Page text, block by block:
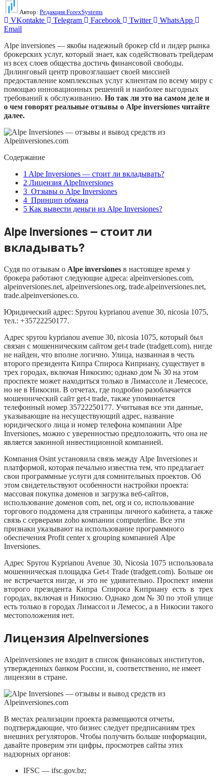
Автор: Редакция ForexSystems
VKontakte Telegram Facebook Twitter
WhatsApp
Email
Alpe inversiones — якобы надежный брокер cfd и лидер рынка
брокерских услуг, который знает, как содействовать трейдерам
из всех слоев общества достичь финансовой свободы.
Дилинговый центр провозглашает своей миссией
предоставление комплексных услуг клиентам по всему миру с
помощью инновационных решений и наиболее выгодных
требований к обслуживанию. Но так ли это на самом деле и
о чем говорят реальные отзывы о Alpe inversiones читайте
далее.
Содержание
1 Alpe Inversiones — стоит ли вкладывать?
2 Лицензия AlpeInversiones
3 Отзывы о Alpe Inversiones
4 Принцип обмана
5 Как вывести деньги из Alpe Inversiones?
Alpe Inversiones — стоит ли
вкладывать?
Судя по отзывам о Alpe inversiones в настоящее время у
брокера работают следующие адреса: alpeinversiones.com,
alpeinversiones.net, alpeinversiones.org, trade.alpeinversiones.net,
trade.alpeinversiones.co.
Юридический адрес: Spyrou kyprianou avenue 30, nicosia 1075,
тел.: +35722250177.
Адрес spyrou kyprianou avenue 30, nicosia 1075, который был
связан с мошенническим сайтом get-t trade (tradgett.com), нигде
не найден, что вполне логично. Улица, названная в честь
второго президента Кипра Спироса Киприану, существует в
трех городах, включая Никосию; однако дом № 30 на этом
проспекте может находиться только в Лимассоле и Лемесосе,
но не в Никосии. В отчетах, где подробно разоблачается
мошеннический сайт get-t trade, также упоминается
телефонный номер 35722250177. Учитывая все эти данные,
указывающие на несуществующий адрес, название
юридического лица и номер телефона компании Alpe
Inversiones, можно с уверенностью предположить, что она не
является законной инвестиционной компанией.
Компания Osint установила связь между Alpe Inversiones и
платформой, которая печально известна тем, что предлагает
свои программные услуги для сомнительных проектов. Об
этом свидетельствуют особенности настройки проекта:
массовая покупка доменов и загрузка веб-сайтов,
использование доменов com, net, org и co, использование
торгового поддомена для страницы личного кабинета, а также
связь с серверами zoho компании computerline. Все эти
признаки указывают на использование программного
обеспечения Profit center x grouping компанией Alpe
Inversiones.
Адрес Spyrou Kyprianou Avenue 30, Nicosia 1075 использовала
мошенническая площадка Get-t Trade (tradgett.com). Больше он
не встречается нигде, и это не удивительно. Проспект имени
второго президента Кипра Спироса Киприану есть в трех
городах, включая и Никосию. Однако дом № 30 по этой улице
есть только в городах Лимассол и Лемесос, а в Никосии такого
местоположения нет.
Лицензия AlpeInversiones
Alpeinversiones не входит в список финансовых институтов,
утвержденных банком России, и, соответственно, не имеет
лицензии в стране.
В местах реализации проекта размещаются отчеты,
подтверждающие, что бизнес следует предписаниям трех
внешних регуляторов. Чтобы получить больше информации,
давайте проверим эти цифры, просмотрев сайты этих
надзорных органов:
IFSC — ifsc.gov.bz;